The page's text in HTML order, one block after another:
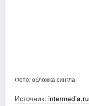
Фото: обложка сингла
Источник: intermedia.ru